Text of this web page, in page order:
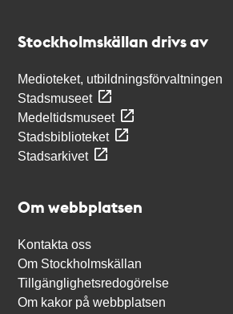
Stockholmskällan drivs av
Medioteket, utbildningsförvaltningen
Stadsmuseet
Medeltidsmuseet
Stadsbiblioteket
Stadsarkivet
Om webbplatsen
Kontakta oss
Om Stockholmskällan
Tillgänglighetsredogörelse
Om kakor på webbplatsen